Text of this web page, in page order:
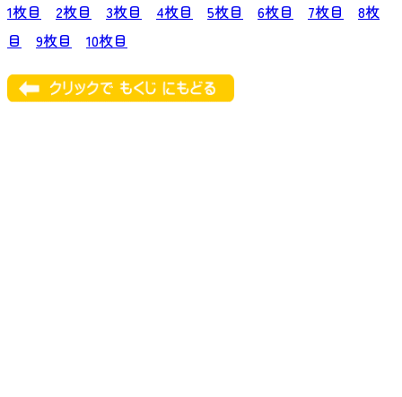
1枚目
2枚目 3枚目 4枚目 5枚目 6枚目 7枚目
8枚
目
9枚目 10枚目